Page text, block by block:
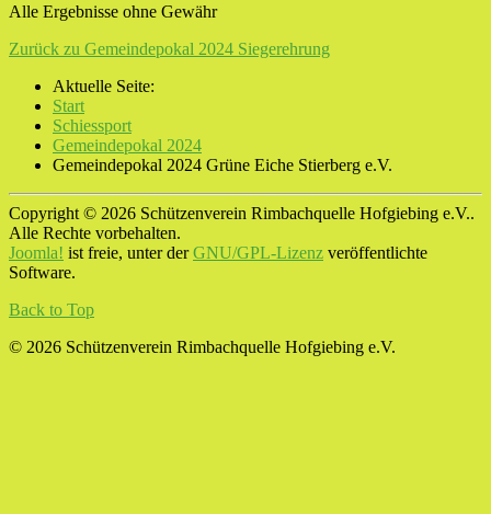
Alle Ergebnisse ohne Gewähr
Zurück zu Gemeindepokal 2024 Siegerehrung
Aktuelle Seite:
Start
Schiessport
Gemeindepokal 2024
Gemeindepokal 2024 Grüne Eiche Stierberg e.V.
Copyright © 2026 Schützenverein Rimbachquelle Hofgiebing e.V..
Alle Rechte vorbehalten.
Joomla! ist freie, unter derGNU/GPL-Lizenz veröffentlichte
Software.
Back to Top
© 2026 Schützenverein Rimbachquelle Hofgiebing e.V.